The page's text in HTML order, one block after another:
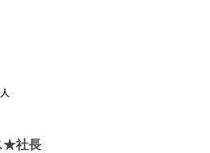
★社長